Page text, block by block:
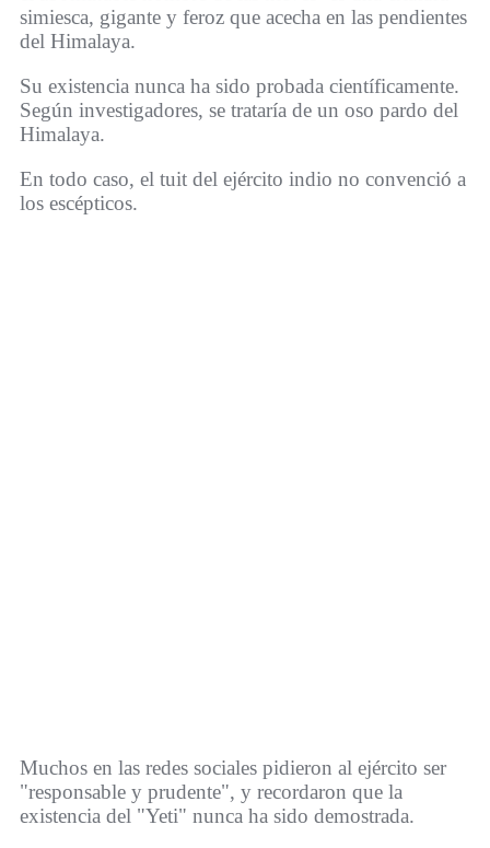
simiesca, gigante y feroz que acecha en las pendientes
del Himalaya.
Su existencia nunca ha sido probada científicamente.
Según investigadores, se trataría de un oso pardo del
Himalaya.
En todo caso, el tuit del ejército indio no convenció a
los escépticos.
Muchos en las redes sociales pidieron al ejército ser
"responsable y prudente", y recordaron que la
existencia del "Yeti" nunca ha sido demostrada.